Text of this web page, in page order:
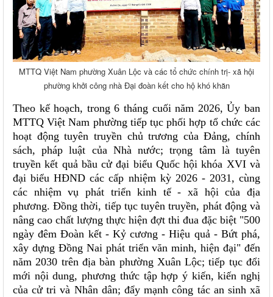
MTTQ Việt Nam phường Xuân Lộc và các tổ chức chính trị- xã hội
phường khởi công nhà Đại đoàn kết cho hộ khó khăn
Theo kế hoạch, trong 6 tháng cuối năm 2026, Ủy ban
MTTQ Việt Nam phường tiếp tục phối hợp tổ chức các
hoạt động tuyên truyền chủ trương của Đảng, chính
sách, pháp luật của Nhà nước; trọng tâm là tuyên
truyền kết quả bầu cử đại biểu Quốc hội khóa XVI và
đại biểu HĐND các cấp nhiệm kỳ 2026 - 2031, cùng
các nhiệm vụ phát triển kinh tế - xã hội của địa
phương. Đồng thời, tiếp tục tuyên truyền, phát động và
nâng cao chất lượng thực hiện đợt thi đua đặc biệt "500
ngày đêm Đoàn kết - Kỷ cương - Hiệu quả - Bứt phá,
xây dựng Đồng Nai phát triển văn minh, hiện đại" đến
năm 2030 trên địa bàn phường Xuân Lộc; tiếp tục đổi
mới nội dung, phương thức tập hợp ý kiến, kiến nghị
của cử tri và Nhân dân; đẩy mạnh công tác an sinh xã